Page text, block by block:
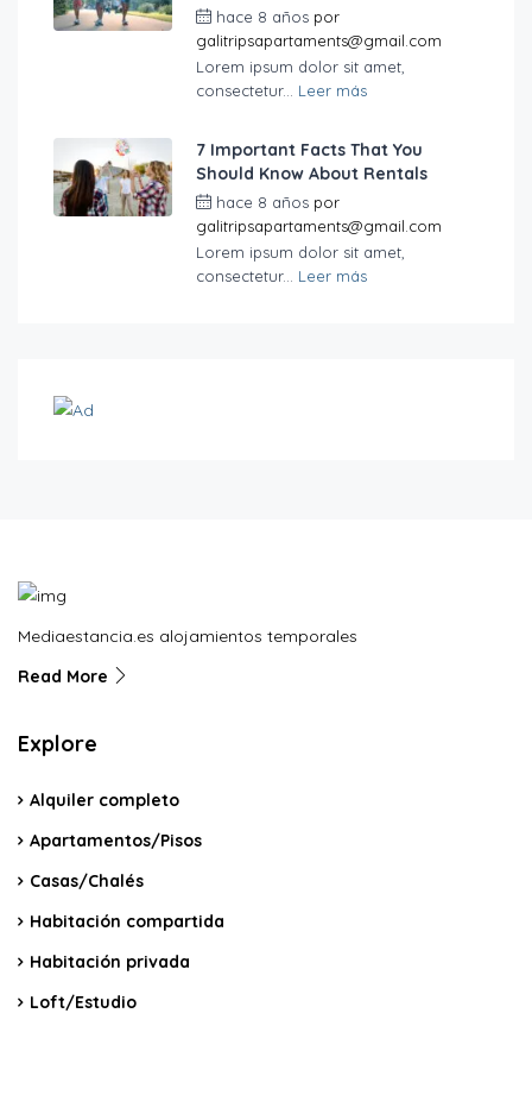
hace 8 años por
galitripsapartaments@gmail.com
Lorem ipsum dolor sit amet,
consectetur... Leer más
7 Important Facts That You
Should Know About Rentals
hace 8 años por
galitripsapartaments@gmail.com
Lorem ipsum dolor sit amet,
consectetur... Leer más
Mediaestancia.es alojamientos temporales
Read More
Explore
Alquiler completo
Apartamentos/Pisos
Casas/Chalés
Habitación compartida
Habitación privada
Loft/Estudio